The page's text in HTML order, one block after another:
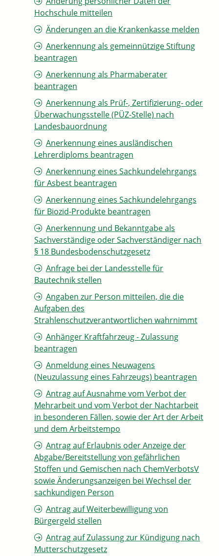
Hochschule mitteilen
Änderungen an die Krankenkasse melden
Anerkennung als gemeinnützige Stiftung
beantragen
Anerkennung als Pharmaberater
beantragen
Anerkennung als Prüf-, Zertifizierung- oder
Überwachungsstelle (PÜZ-Stelle) nach
Landesbauordnung
Anerkennung eines ausländischen
Lehrerdiploms beantragen
Anerkennung eines Sachkundelehrgangs
für Asbest beantragen
Anerkennung eines Sachkundelehrgangs
für Biozid-Produkte beantragen
Anerkennung und Bekanntgabe als
Sachverständige oder Sachverständiger nach
§ 18 Bundesbodenschutzgesetz
Anfrage bei der Landesstelle für
Bautechnik stellen
Angaben zur Person mitteilen, die die
Aufgaben des
Strahlenschutzverantwortlichen wahrnimmt
Anhänger Kraftfahrzeug - Zulassung
beantragen
Anmeldung eines Neuwagens
(Neuzulassung eines Fahrzeugs) beantragen
Antrag auf Ausnahme vom Verbot der
Mehrarbeit und vom Verbot der Nachtarbeit
in besonderen Fällen, sowie der Art der Arbeit
und dem Arbeitstempo
Antrag auf Erlaubnis oder Anzeige der
Abgabe/Bereitstellung von gefährlichen
Stoffen und Gemischen nach ChemVerbotsV
sowie Änderungsanzeigen bei Wechsel der
sachkundigen Person
Antrag auf Weiterbewilligung von
Bürgergeld stellen
Antrag auf Zulassung zur Kündigung nach
Mutterschutzgesetz